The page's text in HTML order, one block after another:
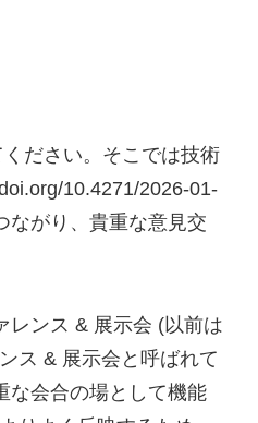
ださい。そこでは技術
10.4271/2026-01-
ながり、貴重な意見交
レンス & 展示会 (以前は
ス & 展示会と呼ばれて
な会合の場として機能